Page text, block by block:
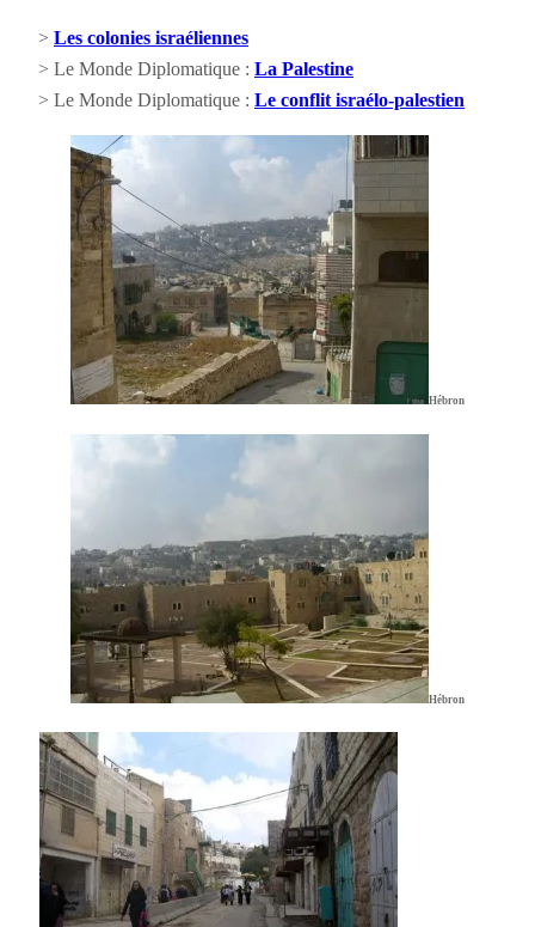
> Les colonies israéliennes
> Le Monde Diplomatique : La Palestine
> Le Monde Diplomatique : Le conflit israélo-palestien
Hébron
Hébron